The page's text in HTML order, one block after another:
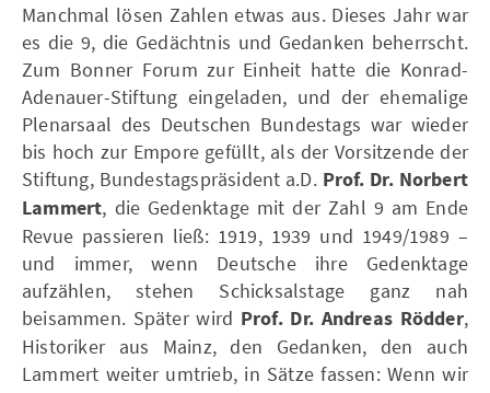
Manchmal lösen Zahlen etwas aus. Dieses Jahr war
es die 9, die Gedächtnis und Gedanken beherrscht.
Zum Bonner Forum zur Einheit hatte die Konrad-
Adenauer-Stiftung eingeladen, und der ehemalige
Plenarsaal des Deutschen Bundestags war wieder
bis hoch zur Empore gefüllt, als der Vorsitzende der
Stiftung, Bundestagspräsident a.D. Prof. Dr. Norbert
Lammert, die Gedenktage mit der Zahl 9 am Ende
Revue passieren ließ: 1919, 1939 und 1949/1989 –
und immer, wenn Deutsche ihre Gedenktage
aufzählen, stehen Schicksalstage ganz nah
beisammen. Später wird Prof. Dr. Andreas Rödder,
Historiker aus Mainz, den Gedanken, den auch
Lammert weiter umtrieb, in Sätze fassen: Wenn wir